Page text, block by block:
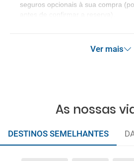
seguros opcionais à sua compra
antes de confirmar a reserva).
Ver mais
As nossas
DESTINOS SEMELHANTES